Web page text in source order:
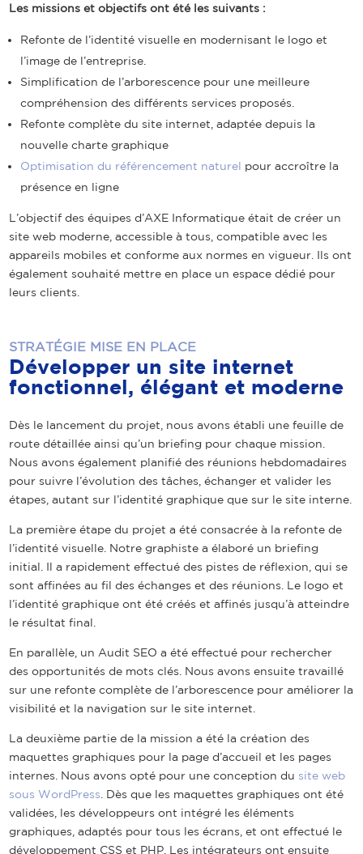
Les missions et objectifs ont été les suivants :
Refonte de l’identité visuelle en modernisant le logo et
l’image de l’entreprise.
Simplification de l’arborescence pour une meilleure
compréhension des différents services proposés.
Refonte complète du site internet, adaptée depuis la
nouvelle charte graphique
Optimisation du référencement naturel pour accroître la
présence en ligne
L’objectif des équipes d’AXE Informatique était de créer un
site web moderne, accessible à tous, compatible avec les
appareils mobiles et conforme aux normes en vigueur. Ils ont
également souhaité mettre en place un espace dédié pour
leurs clients.
STRATÉGIE MISE EN PLACE
Développer un site internet
fonctionnel, élégant et moderne
Dès le lancement du projet, nous avons établi une feuille de
route détaillée ainsi qu’un briefing pour chaque mission.
Nous avons également planifié des réunions hebdomadaires
pour suivre l’évolution des tâches, échanger et valider les
étapes, autant sur l’identité graphique que sur le site interne.
La première étape du projet a été consacrée à la refonte de
l’identité visuelle. Notre graphiste a élaboré un briefing
initial. Il a rapidement effectué des pistes de réflexion, qui se
sont affinées au fil des échanges et des réunions. Le logo et
l’identité graphique ont été créés et affinés jusqu’à atteindre
le résultat final.
En parallèle, un Audit SEO a été effectué pour rechercher
des opportunités de mots clés. Nous avons ensuite travaillé
sur une refonte complète de l’arborescence pour améliorer la
visibilité et la navigation sur le site internet.
La deuxième partie de la mission a été la création des
maquettes graphiques pour la page d’accueil et les pages
internes. Nous avons opté pour une conception du site web
sous WordPress . Dès que les maquettes graphiques ont été
validées, les développeurs ont intégré les éléments
graphiques, adaptés pour tous les écrans, et ont effectué le
développement CSS et PHP. Les intégrateurs ont ensuite